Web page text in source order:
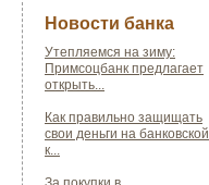
Новости банка
Утепляемся на зиму:
Примсоцбанк предлагает
открыть...
Как правильно защищать
свои деньги на банковской
к...